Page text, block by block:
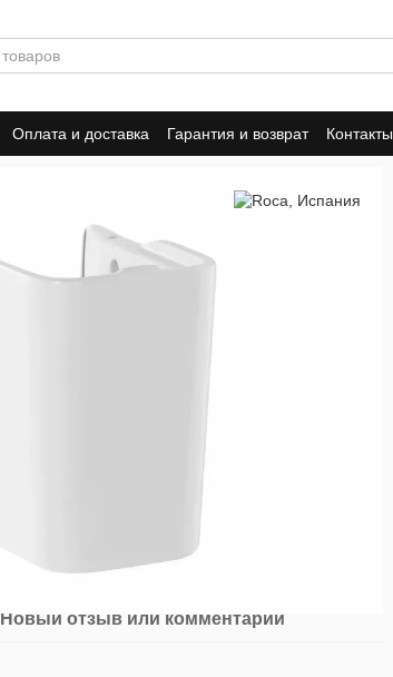
Оплата и доставка Гарантия и возврат Контакты
Новый отзыв или комментарий